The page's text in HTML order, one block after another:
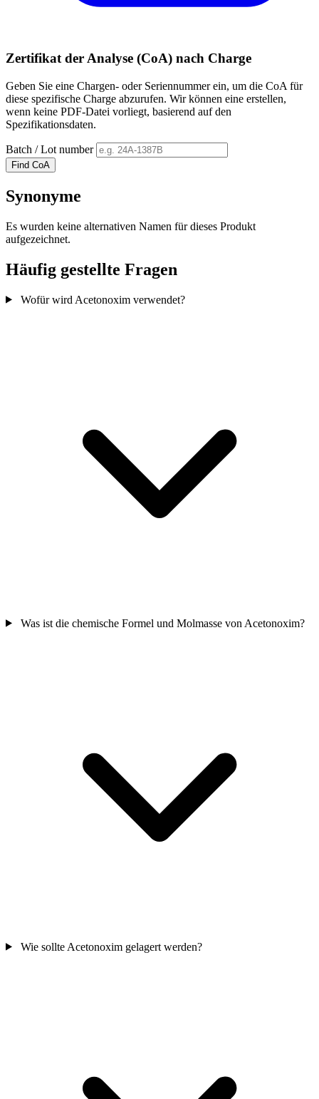
Zertifikat der Analyse (CoA) nach Charge
Geben Sie eine Chargen- oder Seriennummer ein, um die CoA für
diese spezifische Charge abzurufen. Wir können eine erstellen,
wenn keine PDF-Datei vorliegt, basierend auf den
Spezifikationsdaten.
Batch / Lot number
Find CoA
Synonyme
Es wurden keine alternativen Namen für dieses Produkt
aufgezeichnet.
Häufig gestellte Fragen
Wofür wird Acetonoxim verwendet?
Was ist die chemische Formel und Molmasse von Acetonoxim?
Wie sollte Acetonoxim gelagert werden?